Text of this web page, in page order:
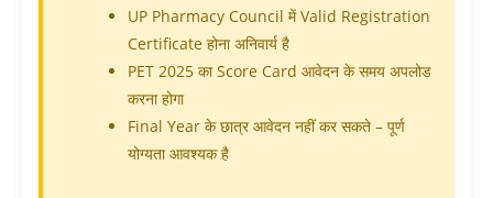
UP Pharmacy Council में Valid Registration
Certificate होना अनिवार्य है
PET 2025 का Score Card आवेदन के समय अपलोड
करना होगा
Final Year के छात्र आवेदन नहीं कर सकते – पूर्ण
योग्यता आवश्यक है